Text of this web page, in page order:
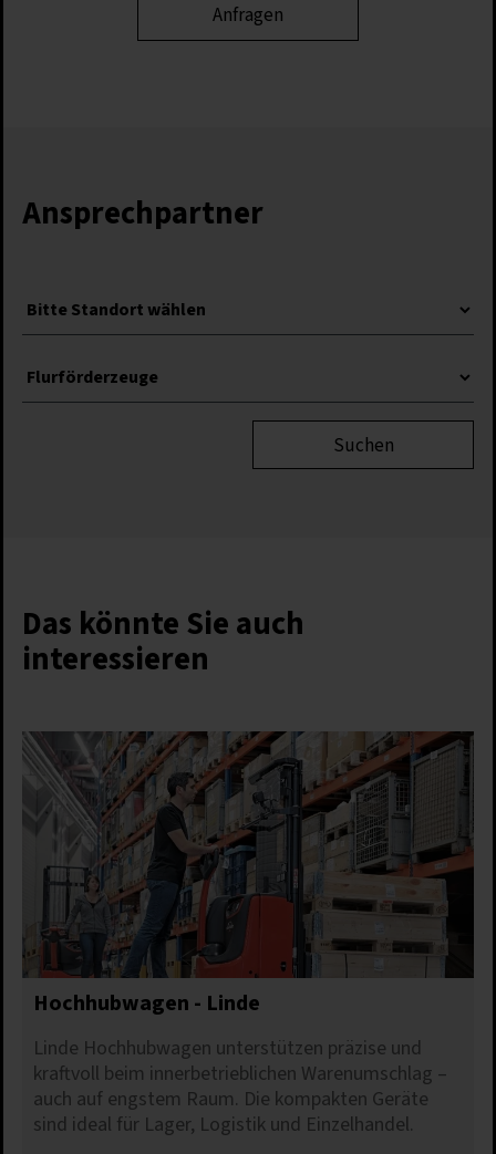
Ansprechpartner
Suchen
Das könnte Sie auch
interessieren
Hochhubwagen - Linde
Linde Hochhubwagen unterstützen präzise und
kraftvoll beim innerbetrieblichen Warenumschlag –
auch auf engstem Raum. Die kompakten Geräte
sind ideal für Lager, Logistik und Einzelhandel.